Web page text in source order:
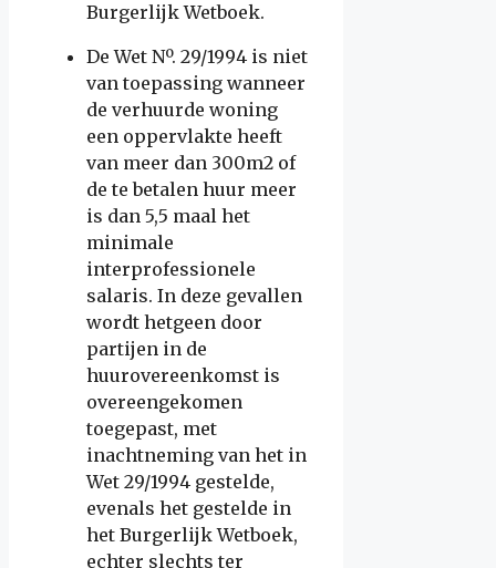
Burgerlijk Wetboek.
De Wet Nº. 29/1994 is niet
van toepassing wanneer
de verhuurde woning
een oppervlakte heeft
van meer dan 300m2 of
de te betalen huur meer
is dan 5,5 maal het
minimale
interprofessionele
salaris. In deze gevallen
wordt hetgeen door
partijen in de
huurovereenkomst is
overeengekomen
toegepast, met
inachtneming van het in
Wet 29/1994 gestelde,
evenals het gestelde in
het Burgerlijk Wetboek,
echter slechts ter